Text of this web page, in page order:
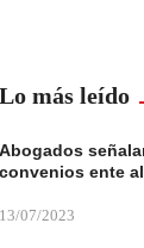
Lo más leído
Abogados
convenios ente
13/07/2023